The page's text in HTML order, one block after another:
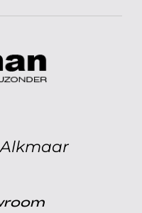
Alkmaar